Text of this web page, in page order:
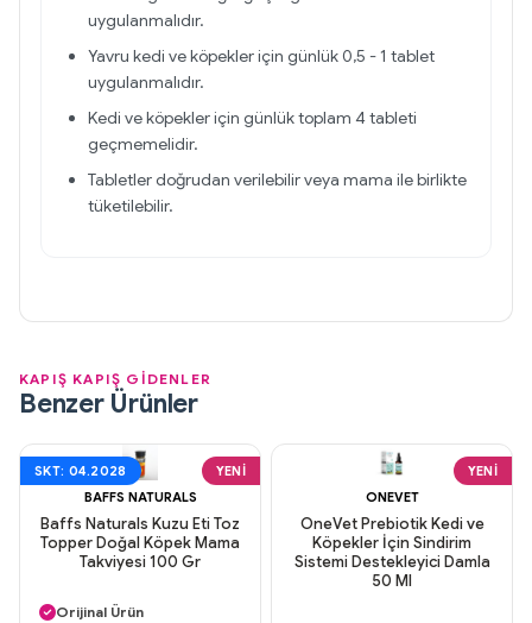
uygulanmalıdır.
Yavru kedi ve köpekler için günlük 0,5 - 1 tablet
uygulanmalıdır.
Kedi ve köpekler için günlük toplam 4 tableti
geçmemelidir.
Tabletler doğrudan verilebilir veya mama ile birlikte
tüketilebilir.
KAPIŞ KAPIŞ GİDENLER
Benzer Ürünler
SKT: 04.2028
YENI
BAFFS NATURALS
Baffs Naturals Kuzu Eti Toz
Topper Doğal Köpek Mama
Takviyesi 100 Gr
Orijinal Ürün
YENI
ONEVET
OneVet Prebiotik Kedi ve
Köpekler İçin Sindirim
Sistemi Destekleyici Damla
50 Ml